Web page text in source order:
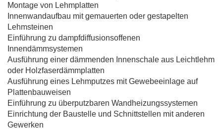
Montage von Lehmplatten
Innenwandaufbau mit gemauerten oder gestapelten
Lehmsteinen
Einführung zu dampfdiffusionsoffenen
Innendämmsystemen
Ausführung einer dämmenden Innenschale aus Leichtlehm
oder Holzfaserdämmplatten
Ausführung eines Lehmputzes mit Gewebeeinlage auf
Plattenbauweisen
Einführung zu überputzbaren Wandheizungssystemen
Einrichtung der Baustelle und Schnittstellen mit anderen
Gewerken